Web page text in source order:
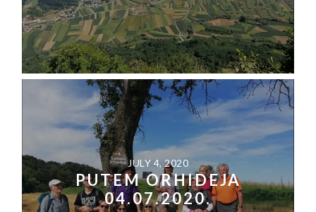
JULY 4, 2020
PUTEM ORHIDEJA
04.07.2020.